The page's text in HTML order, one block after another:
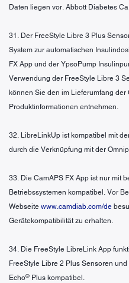
Daten liegen vor. Abbott Diabetes
31. Der FreeStyle Libre 3 Plus
System zur automatischen
FX App und der YpsoPump
Verwendung der FreeStyle Libre 3
können Sie den im Lieferumfang der
Produktinformationen entnehmen.
32. LibreLinkUp ist kompatibel mit
durch die Verknüpfung mit der
33. Die CamAPS FX App ist nur mit
Betriebssystemen kompatibel. Vor
Webseite www.camdiab.com/de
Gerätekompatibilität zu erhalten.
34. Die FreeStyle LibreLink App
FreeStyle Libre 2 Plus Sensoren
Echo® Plus kompatibel.